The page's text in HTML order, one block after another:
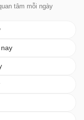
tâm mỗi ngày